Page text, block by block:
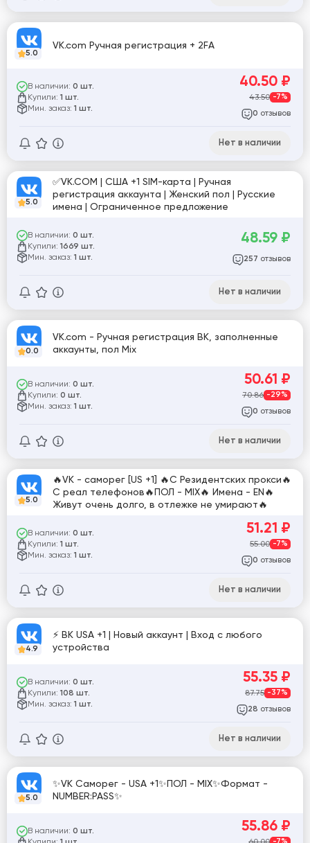
5.0
VK.com Ручная регистрация + 2FA
В наличии: 0 шт.
Купили: 1 шт.
Мин. заказ: 1 шт.
40.50 ₽
43.50 -7%
0 отзывов
Нет в наличии
5.0
✅VK.COM | США +1 SIM-карта | Ручная
регистрация аккаунта | Женский пол | Русские
имена | Ограниченное предложение
В наличии: 0 шт.
Купили: 1669 шт.
Мин. заказ: 1 шт.
48.59 ₽
257 отзывов
Нет в наличии
0.0
VK.com - Ручная регистрация ВК, заполненные
аккаунты, пол Mix
В наличии: 0 шт.
Купили: 0 шт.
Мин. заказ: 1 шт.
50.61 ₽
70.86 -29%
0 отзывов
Нет в наличии
5.0
🔥VK - саморег [US +1] 🔥С Резидентских прокси🔥
С реал телефонов🔥ПОЛ - MIX🔥 Имена - EN🔥
Живут очень долго, в отлежке не умирают🔥
В наличии: 0 шт.
Купили: 1 шт.
Мин. заказ: 1 шт.
51.21 ₽
55.00 -7%
0 отзывов
Нет в наличии
4.9
⚡ ВК USA +1 | Новый аккаунт | Вход с любого
устройства
В наличии: 0 шт.
Купили: 108 шт.
Мин. заказ: 1 шт.
55.35 ₽
87.75 -37%
28 отзывов
Нет в наличии
5.0
✨VK Саморег - USA +1✨ПОЛ - MIX✨Формат -
NUMBER:PASS✨
В наличии: 0 шт. 55.86 ₽